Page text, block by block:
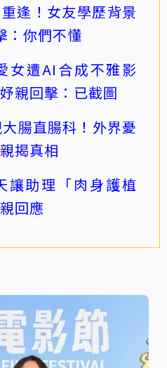
逢！女友學歷背景
你們不懂
女遭AI合成不雅影
親回擊：已截圖
腸直腸科！外界憂
揭真相
讓助理「肉身護植
回應